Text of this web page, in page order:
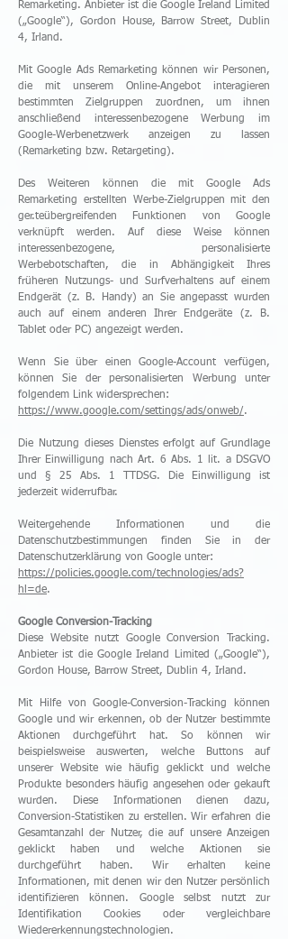
Remarketing. Anbieter ist die Google Ireland Limited
(„Google“), Gordon House, Barrow Street, Dublin
4, Irland.
Mit Google Ads Remarketing können wir Personen,
die mit unserem Online-Angebot interagieren
bestimmten Zielgruppen zuordnen, um ihnen
anschließend interessenbezogene Werbung im
Google-Werbenetzwerk anzeigen zu lassen
(Remarketing bzw. Retargeting).
Des Weiteren können die mit Google Ads
Remarketing erstellten Werbe-Zielgruppen mit den
ger.teübergreifenden Funktionen von Google
verknüpft werden. Auf diese Weise können
interessenbezogene, personalisierte
Werbebotschaften, die in Abhängigkeit Ihres
früheren Nutzungs- und Surfverhaltens auf einem
Endgerät (z. B. Handy) an Sie angepasst wurden
auch auf einem anderen Ihrer Endgeräte (z. B.
Tablet oder PC) angezeigt werden.
Wenn Sie über einen Google-Account verfügen,
können Sie der personalisierten Werbung unter
folgendem Link widersprechen:
https://www.google.com/settings/ads/onweb/.
Die Nutzung dieses Dienstes erfolgt auf Grundlage
Ihrer Einwilligung nach Art. 6 Abs. 1 lit. a DSGVO
und § 25 Abs. 1 TTDSG. Die Einwilligung ist
jederzeit widerrufbar.
Weitergehende Informationen und die
Datenschutzbestimmungen finden Sie in der
Datenschutzerklärung von Google unter:
https://policies.google.com/technologies/ads?
hl=de.
Google Conversion-Tracking
Diese Website nutzt Google Conversion Tracking.
Anbieter ist die Google Ireland Limited („Google“),
Gordon House, Barrow Street, Dublin 4, Irland.
Mit Hilfe von Google-Conversion-Tracking können
Google und wir erkennen, ob der Nutzer bestimmte
Aktionen durchgeführt hat. So können wir
beispielsweise auswerten, welche Buttons auf
unserer Website wie häufig geklickt und welche
Produkte besonders häufig angesehen oder gekauft
wurden. Diese Informationen dienen dazu,
Conversion-Statistiken zu erstellen. Wir erfahren die
Gesamtanzahl der Nutzer, die auf unsere Anzeigen
geklickt haben und welche Aktionen sie
durchgeführt haben. Wir erhalten keine
Informationen, mit denen wir den Nutzer persönlich
identifizieren können. Google selbst nutzt zur
Identifikation Cookies oder vergleichbare
Wiedererkennungstechnologien.